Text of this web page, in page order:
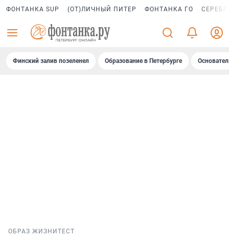
ФОНТАНКА SUP (ОТ)ЛИЧНЫЙ ПИТЕР ФОНТАНКА ГО
Финский залив позеленел Образование в Петербурге
ОБРАЗ ЖИЗНИ ТЕСТ